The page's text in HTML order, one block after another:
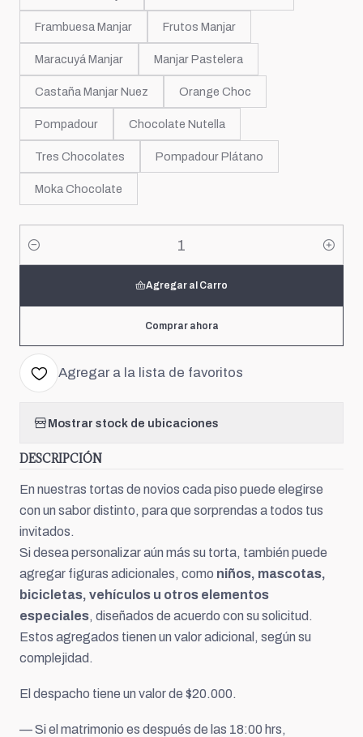
Frambuesa Manjar Frutos Manjar
Maracuyá Manjar Manjar Pastelera
Castaña Manjar Nuez Orange Choc
Pompadour Chocolate Nutella
Tres Chocolates Pompadour Plátano
Moka Chocolate
Cantidad
Agregar al Carro
Comprar ahora
Agregar a la lista de favoritos
Mostrar stock de ubicaciones
DESCRIPCIÓN
En nuestras tortas de novios cada piso puede elegirse
con un sabor distinto, para que sorprendas a todos tus
invitados.
Si desea personalizar aún más su torta, también puede
agregar figuras adicionales, como niños, mascotas,
bicicletas, vehículos u otros elementos
especiales, diseñados de acuerdo con su solicitud.
Estos agregados tienen un valor adicional, según su
complejidad.
El despacho tiene un valor de $20.000.
— Si el matrimonio es después de las 18:00 hrs,